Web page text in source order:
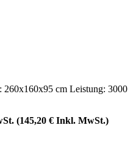
cm Leistung: 3000
(145,20 € Inkl. MwSt.)